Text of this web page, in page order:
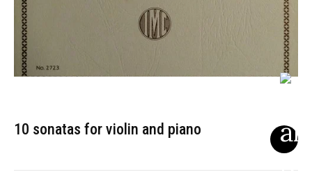
10 sonatas for violin and piano